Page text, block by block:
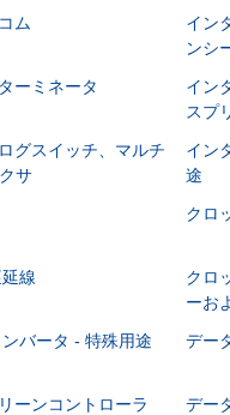
ム
イン
ンシ
ーミネータ
イン
スプ
グスイッチ、マルチ
サ
イン
途
クロ
線
クロ
ーお
バータ - 特殊用途 デー
ーンコントローラ デー